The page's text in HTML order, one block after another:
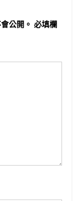
公開。 必填欄